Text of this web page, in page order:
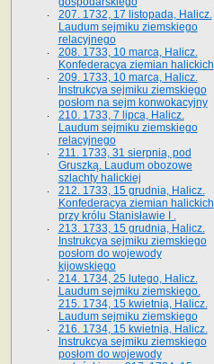
207. 1732, 17 listopada, Halicz.
Laudum sejmiku ziemskiego
relacyjnego
208. 1733, 10 marca, Halicz.
Konfederacya ziemian halickich­
209. 1733, 10 marca, Halicz.
Instrukcya sejmiku ziemskiego
posłom na sejm konwokacyjny
210. 1733, 7 lipca, Halicz.
Laudum sejmiku ziemskiego
relacyjnego
211. 1733, 31 sierpnia, pod
Gruszką. Laudum obozowe
szlachty halickiej
212. 1733, 15 grudnia, Halicz.
Konfederacya ziemian halickich
przy królu Stanisławie I .
213. 1733, 15 grudnia, Halicz.
Instrukcya sejmiku ziemskiego
posłom do wojewody
kijowskiego
214. 1734, 25 lutego, Halicz.
Laudum sejmiku ziemskiego.
215. 1734, 15 kwietnia, Halicz.
Laudum sejmiku ziemskiego
216. 1734, 15 kwietnia, Halicz.
Instrukcya sejmiku ziemskiego
posłom do wojewody